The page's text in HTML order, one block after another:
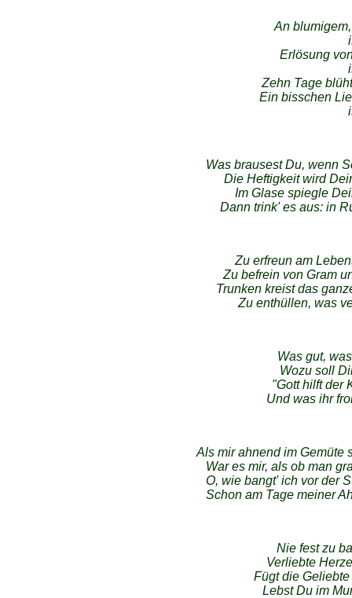
An
Erlösung
Zehn Tage
Ein bisschen
Was brausest Du, wenn
Die Heftigkeit wird
Im Glase spiegle
Dann trink' es aus: in
Zu erfreun am
Zu befrein von Gram
Trunken kreist das
Zu enthüllen, was
Was gut,
Wozu soll
"Gott hilft der
Und was ihr
Als mir ahnend im Gemüte
War es mir, als ob man
O, wie bangt' ich vor der
Schon am Tage meiner
Nie fest zu
Verliebte
Fügt die
Lebst Du im